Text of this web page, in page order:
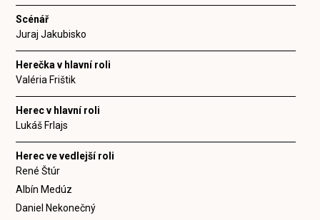
Scénář
Juraj Jakubisko
Herečka v hlavní roli
Valéria Frištik
Herec v hlavní roli
Lukáš Frlajs
Herec ve vedlejší roli
René Štúr
Albín Medúz
Daniel Nekonečný